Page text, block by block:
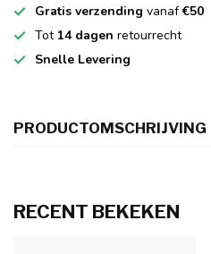
Gratis verzending vanaf€50
Tot 14 dagen retourrecht
Snelle Levering
PRODUCTOMSCHRIJVING
RECENT BEKEKEN